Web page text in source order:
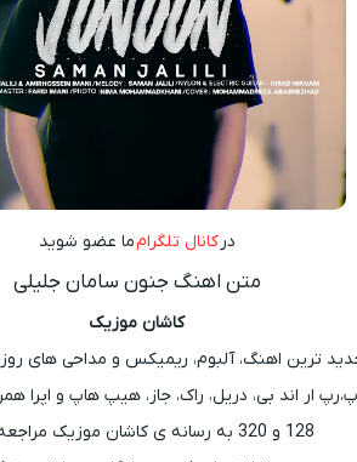
در کانال تلگرامما عضو شوید
متن اهنگ جنون سامان جلیلی
کاشان موزیک
جدید ترین اهنگ، آلبوم، ریمیکس و مداحی های
ار اند بی، دریل، راک، جاز، هیپ هاپ و اپرا
128 و 320 به رسانه ی کاشان موزیک مراجعه کنید